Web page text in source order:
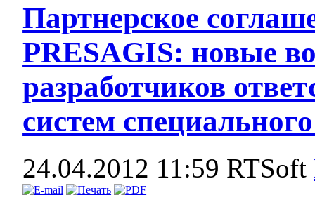
Партнерское
PRESAGIS: новые
разработчиков
систем
24.04.2012 11:59 RTSoft